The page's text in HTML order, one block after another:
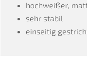
hochweißer,
sehr stabil
einseitig